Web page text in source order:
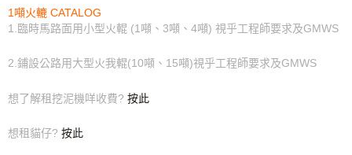
1噸火轆 CATALOG
1.臨時馬路面用小型火輥 (1噸、3噸、4噸) 視乎工程師要求及GMWS
2.鋪設公路用大型火我輥(10噸、15噸)視乎工程師要求及GMWS
想了解租挖泥機咩收費? 按此
想租貓仔? 按此